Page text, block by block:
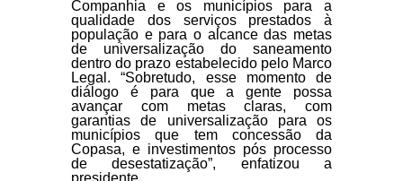
Companhia e os municípios para a
qualidade dos serviços prestados à
população e para o alcance das metas
de universalização do saneamento
dentro do prazo estabelecido pelo Marco
Legal. “Sobretudo, esse momento de
diálogo é para que a gente possa
avançar com metas claras, com
garantias de universalização para os
municípios que tem concessão da
Copasa, e investimentos pós processo
de desestatização”, enfatizou a
presidente.